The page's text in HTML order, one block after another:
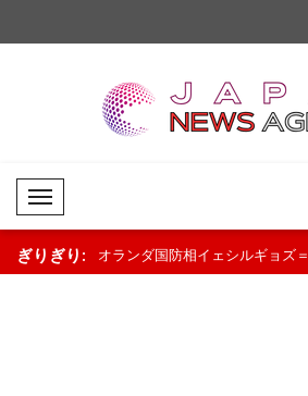
Mobil Menü
ぎりぎり:
難「民間人 オランダ国防相イェシルギョズ